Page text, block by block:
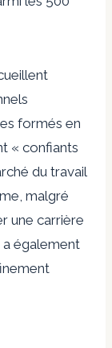
formés en
« confiants
du travail
malgré
une carrière
a également